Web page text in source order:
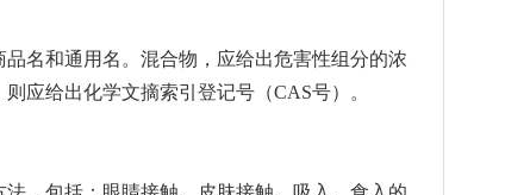
名和通用名。混合物，应给出危害性组分的浓
应给出化学文摘索引登记号（CAS号）。